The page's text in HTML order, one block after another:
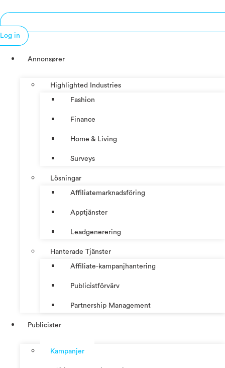
Log in
Annonsører
Highlighted Industries
Fashion
Finance
Home & Living
Surveys
Lösningar
Affiliatemarknadsföring
Apptjänster
Leadgenerering
Hanterade Tjänster
Affiliate-kampanjhantering
Publicistförvärv
Partnership Management
Publicister
Kampanjer